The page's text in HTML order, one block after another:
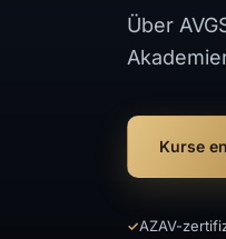
Über
Kurse
AZAV-